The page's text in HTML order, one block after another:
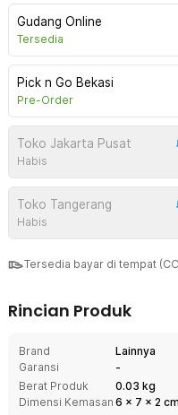
Gudang Online
Tersedia
Pick n Go Bekasi
Pre-Order
Toko Jakarta Pusat
Habis
Toko Tangerang
Habis
Tersedia bayar di tempat
Rincian Produk
Brand
Lainnya
Garansi
-
Berat Produk
0.03 kg
Dimensi Kemasan 6 x 7 x 2 cm